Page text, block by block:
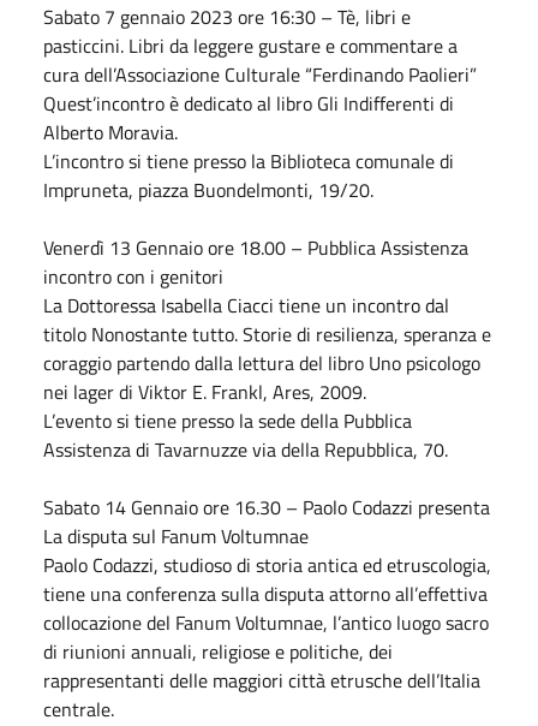
Sabato 7 gennaio 2023 ore 16:30 – Tè, libri e
pasticcini. Libri da leggere gustare e commentare a
cura dell’Associazione Culturale “Ferdinando Paolieri”
Quest’incontro è dedicato al libro Gli Indifferenti di
Alberto Moravia.
L’incontro si tiene presso la Biblioteca comunale di
Impruneta, piazza Buondelmonti, 19/20.
Venerdì 13 Gennaioore 18.00 – Pubblica Assistenza
incontro con i genitori
La Dottoressa Isabella Ciacci tiene un incontro dal
titolo Nonostante tutto. Storie di resilienza, speranza e
coraggio partendo dalla lettura del libro Uno psicologo
nei lager di Viktor E. Frankl, Ares, 2009.
L’evento si tiene presso la sede della Pubblica
Assistenza di Tavarnuzze via della Repubblica, 70.
Sabato 14 Gennaioore 16.30 – Paolo Codazzi presenta
La disputa sul Fanum Voltumnae
Paolo Codazzi, studioso di storia antica ed etruscologia,
tiene una conferenza sulla disputa attorno all’effettiva
collocazione del Fanum Voltumnae, l’antico luogo sacro
di riunioni annuali, religiose e politiche, dei
rappresentanti delle maggiori città etrusche dell’Italia
centrale.